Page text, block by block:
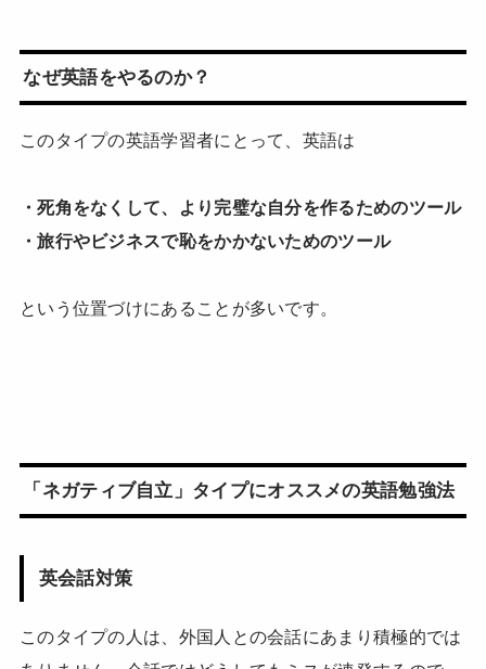
なぜ英語をやるのか？
このタイプの英語学習者にとって、英語は
・死角をなくして、より完璧な自分を作るためのツール
・旅行やビジネスで恥をかかないためのツール
という位置づけにあることが多いです。
「ネガティブ自立」タイプにオススメの英語勉強法
英会話対策
このタイプの人は、外国人との会話にあまり積極的では